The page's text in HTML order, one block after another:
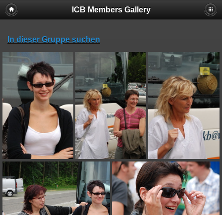
ICB Members Gallery
In dieser Gruppe suchen